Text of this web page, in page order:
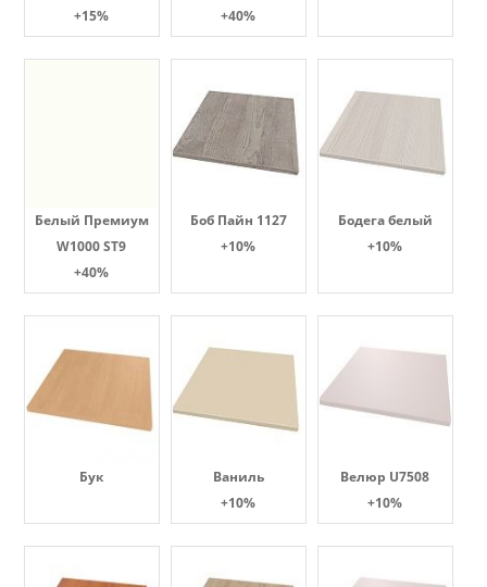
+15%
+40%
Белый Премиум
W1000 ST9
+40%
Боб Пайн 1127
+10%
Бодега белый
+10%
Бук
Ваниль
+10%
Велюр U7508
+10%